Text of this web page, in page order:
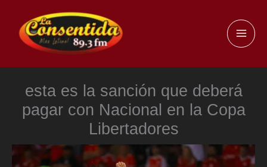
contenido
esta es la sanción que deberá
pagar con Nacional en la Copa
Libertadores